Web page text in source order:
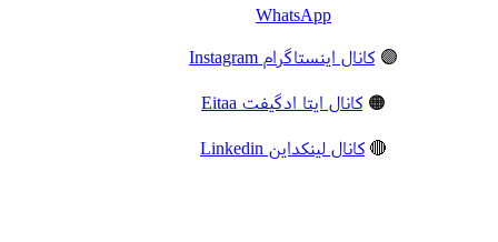
WhatsApp
🟣 کانال اینستاگرام Instagram
🟠 کانال ایتا ادگیفت Eitaa
🔴 کانال لینکداین Linkedin